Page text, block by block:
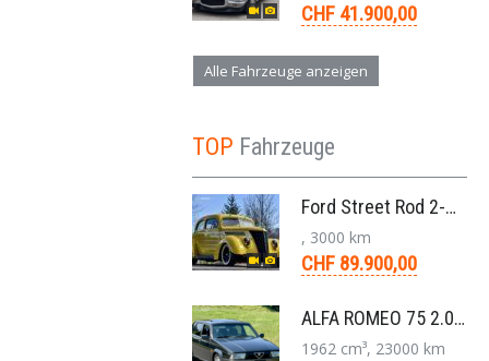
CHF 41.900,00
Alle Fahrzeuge anzeigen
TOP Fahrzeuge
Ford Street Rod 2-Door V8 Aut. 1937
, 3000 km
CHF 89.900,00
ALFA ROMEO 75 2.0 TS Super Berlina 5-Gang 1991
1962 cm³, 23000 km